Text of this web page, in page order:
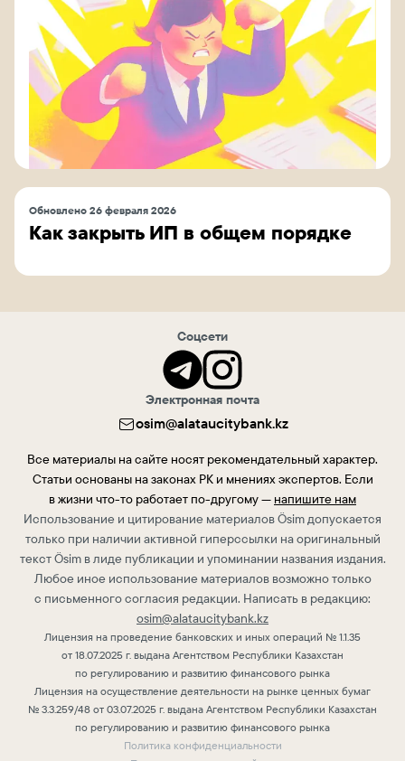
Обновлено 26 февраля 2026
Как закрыть ИП в общем порядке
Соцсети
Электронная почта
osim@alataucitybank.kz
Все материалы на сайте носят рекомендательный характер.
Статьи основаны на законах РК и мнениях экспертов. Если
в жизни что-то работает по-другому — напишите нам
Использование и цитирование материалов Ösim допускается
только при наличии активной гиперссылки на оригинальный
текст Ösim в лиде публикации и упоминании названия издания.
Любое иное использование материалов возможно только
с письменного согласия редакции. Написать в редакцию:
osim@alataucitybank.kz
Лицензия на проведение банковских и иных операций № 1.1.35
от 18.07.2025 г. выдана Агентством Республики Казахстан
по регулированию и развитию финансового рынка
Лицензия на осуществление деятельности на рынке ценных бумаг
№ 3.3.259/48 от 03.07.2025 г. выдана Агентством Республики Казахстан
по регулированию и развитию финансового рынка
Политика конфиденциальности